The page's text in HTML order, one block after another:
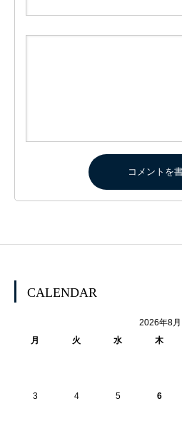
CALENDAR
2026年8月
月
火 水 木
3 4 5 6